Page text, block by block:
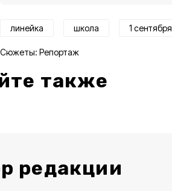
линейка школа 1 сентября
Сюжеты: Репортаж
также
редакции